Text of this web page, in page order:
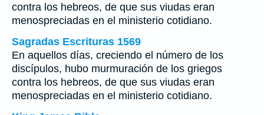
contra los hebreos, de que sus viudas eran
menospreciadas en el ministerio cotidiano.
Sagradas Escrituras 1569
En aquellos días, creciendo el número de los
discípulos, hubo murmuración de los griegos
contra los hebreos, de que sus viudas eran
menospreciadas en el ministerio cotidiano.